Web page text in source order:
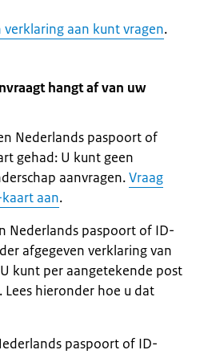
verklaring aan kunt vragen.
hangt af van uw
Nederlands paspoort of
gehad: U kunt geen
aanvragen.Vraag
aan.
Nederlands paspoort of ID-
afgegeven verklaring van
kunt per aangetekende post
Lees hieronder hoe u dat
paspoort of ID-